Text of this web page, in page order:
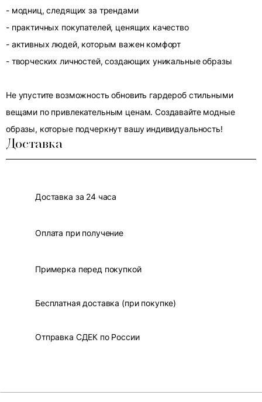
- модниц, следящих за трендами
- практичных покупателей, ценящих качество
- активных людей, которым важен комфорт
- творческих личностей, создающих уникальные образы
Не упустите возможность обновить гардероб стильными
вещами по привлекательным ценам. Создавайте модные
образы, которые подчеркнут вашу индивидуальность!
Доставка
Доставка за 24 часа
Оплата при получение
Примерка перед покупкой
Бесплатная доставка (при покупке)
Отправка СДЕК по России